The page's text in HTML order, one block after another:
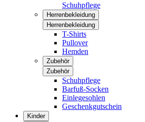
Schuhpflege
Herrenbekleidung
Herrenbekleidung
T-Shirts
Pullover
Hemden
Zubehör
Zubehör
Schuhpflege
Barfuß-Socken
Einlegesohlen
Geschenkgutschein
Kinder